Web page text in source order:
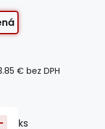
€ bez DPH
ks